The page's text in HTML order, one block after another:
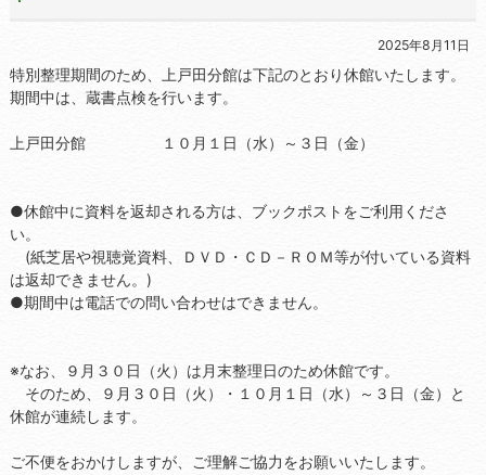
2025年8月11日
特別整理期間のため、上戸田分館は下記のとおり休館いたします。
期間中は、蔵書点検を行います。
上戸田分館 １０月１日（水）～３日（金）
●休館中に資料を返却される方は、ブックポストをご利用くださ
い。
(紙芝居や視聴覚資料、ＤＶＤ・ＣＤ－ＲＯＭ等が付いている資料
は返却できません。)
●期間中は電話での問い合わせはできません。
※なお、９月３０日（火）は月末整理日のため休館です。
そのため、９月３０日（火）・１０月１日（水）～３日（金）と
休館が連続します。
ご不便をおかけしますが、ご理解ご協力をお願いいたします。